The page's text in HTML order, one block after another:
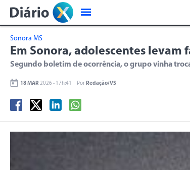
Sonora MS
Em Sonora, adolescentes levam
Segundo boletim de ocorrência, o grupo vinha
18 MAR 2026 - 17h:41 Por Redação/VS